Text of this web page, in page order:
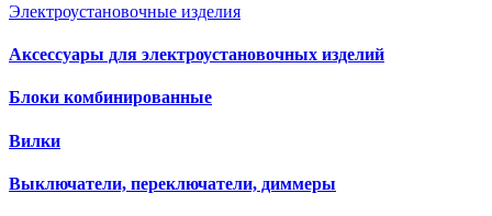
Электроустановочные изделия
Аксессуары для электроустановочных изделий
Блоки комбинированные
Вилки
Выключатели, переключатели, диммеры